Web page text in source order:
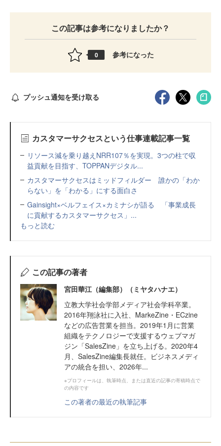
この記事は参考になりましたか？
0 参考になった
プッシュ通知を受け取る
カスタマーサクセスという仕事連載記事一覧
リソース減を乗り越えNRR107％を実現。3つの柱で収
益貢献を目指す、TOPPANデジタル...
カスタマーサクセスはミッドフィルダー 誰かの「わか
らない」を「わかる」にする面白さ
Gainsight×ベルフェイス×カミナシが語る 「事業成長
に貢献するカスタマーサクセス」...
もっと読む
この記事の著者
宮田華江（編集部）（ミヤタハナエ）
立教大学社会学部メディア社会学科卒業。
2016年翔泳社に入社、MarkeZine・ECzine
などの広告営業を担当。2019年1月に営業
組織をテクノロジーで支援するウェブマガ
ジン「SalesZine」を立ち上げる。2020年4
月、SalesZine編集長就任。ビジネスメディ
アの統合を担い、2026年...
※プロフィールは、執筆時点、または直近の記事の寄稿時点で
の内容です
この著者の最近の執筆記事